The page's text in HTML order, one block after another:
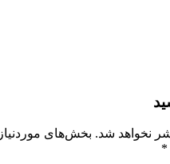
نخواهد شد. بخش‌های موردنیاز
*